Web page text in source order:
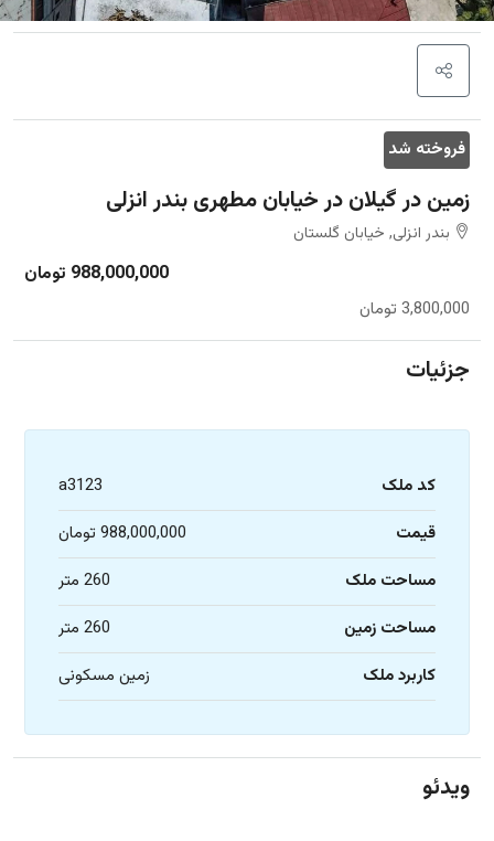
فروخته شد
زمین در گیلان در خیابان مطهری بندر انزلی
بندر انزلی, خیابان گلستان
988,000,000 تومان
3,800,000 تومان
جزئیات
کد ملک
a3123
قیمت
988,000,000 تومان
مساحت ملک
260 متر
مساحت زمین
260 متر
کاربرد ملک
زمین مسکونی
ویدئو